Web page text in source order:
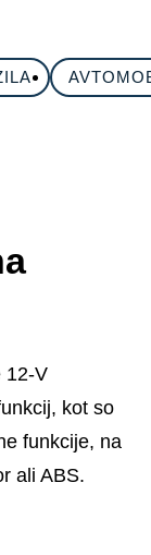
12-V
kot so
funkcije, na
ali ABS.